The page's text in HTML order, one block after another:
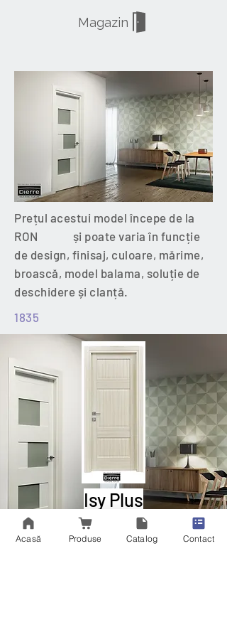
Magazin
Prețul acestui model începe de la
RON și poate varia în funcție
de design, finisaj, culoare, mărime,
broască, model balama, soluție de
deschidere și clanță.
1835
Isy Plus
Ușă melaminată cu panouri oarbe sau
vitrate
Acasă Produse Catalog Contact